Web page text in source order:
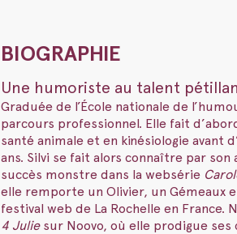
BIOGRAPHIE
Une humoriste au talent
Graduée de l’École nationale de
parcours professionnel. Elle fait
santé animale et en kinésiologie avant
ans. Silvi se fait alors connaître par
succès monstre dans la websérie
elle remporte un Olivier, un Gémeaux
festival web de La Rochelle en France.
4 Juliesur Noovo, où elle prodigue ses